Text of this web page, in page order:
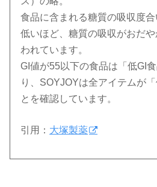
食品に含まれる糖質の吸収度
低いほど、糖質の吸収がおだ
われています。
GI値が55以下の食品は「低GI
り、SOYJOYは全アイテムが
とを確認しています。
引用： 大塚製薬